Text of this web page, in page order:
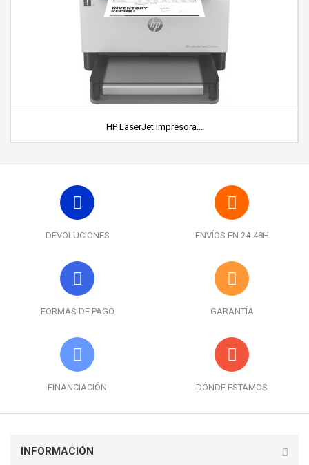
HP LaserJet Impresora...
DEVOLUCIONES ENVÍOS EN 24-48H
FORMAS DE PAGO GARANTÍA
FINANCIACIÓN DÓNDE ESTAMOS
INFORMACIÓN